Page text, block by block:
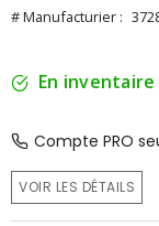
# Manufacturier :
En inventaire
Compte PRO
VOIR LES DÉTAILS